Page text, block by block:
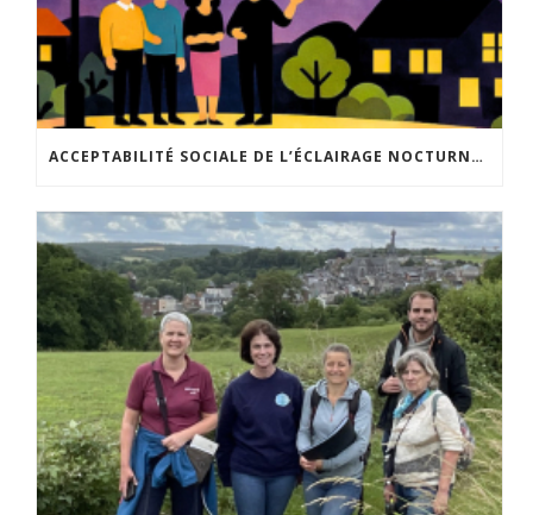
ACCEPTABILITÉ SOCIALE DE L’ÉCLAIRAGE NOCTURNE : LE REPLAY EST DISPONIBLE